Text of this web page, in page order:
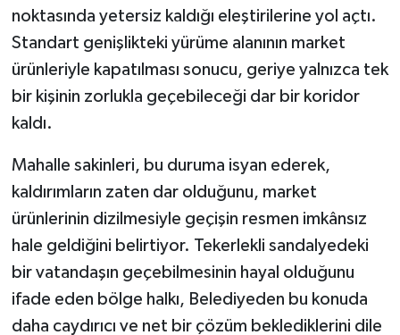
noktasında yetersiz kaldığı eleştirilerine yol açtı.
Standart genişlikteki yürüme alanının market
ürünleriyle kapatılması sonucu, geriye yalnızca tek
bir kişinin zorlukla geçebileceği dar bir koridor
kaldı.
Mahalle sakinleri, bu duruma isyan ederek,
kaldırımların zaten dar olduğunu, market
ürünlerinin dizilmesiyle geçişin resmen imkânsız
hale geldiğini belirtiyor. Tekerlekli sandalyedeki
bir vatandaşın geçebilmesinin hayal olduğunu
ifade eden bölge halkı, Belediyeden bu konuda
daha caydırıcı ve net bir çözüm beklediklerini dile